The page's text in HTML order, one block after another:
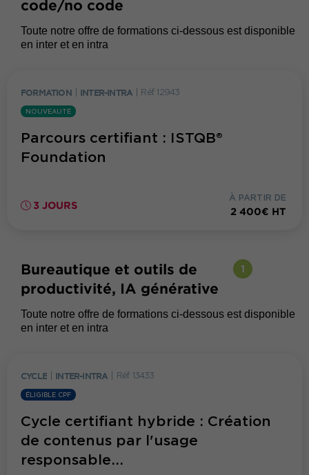
code/no code
Toute notre offre de formations ci-dessous est disponible
en inter et en intra
FORMATION INTER-INTRA Réf. 12943
NOUVEAUTÉ
Parcours certifiant : ISTQB®
Foundation
3 JOURS
À PARTIR DE
2 400€ HT
Bureautique et outils de
productivité, IA générative
1
Toute notre offre de formations ci-dessous est disponible
en inter et en intra
CYCLE INTER-INTRA Réf. 13433
ÉLIGIBLE CPF
Cycle certifiant hybride : Création
de contenus par l'usage
responsable...